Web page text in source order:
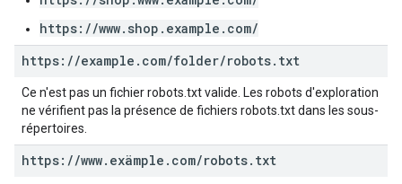
https://www.shop.example.com/
https: //example . com/folder/robots. txt
Ce n'est pas un fichier robots.txt valide. Les robots d'exploration
ne vérifient pas la présence de fichiers robots.txt dans les sous-
répertoires.
https: //www. exämple . com/robots. txt